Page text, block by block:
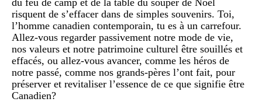
du feu de camp et de la table du souper de Noël
risquent de s’effacer dans de simples souvenirs. Toi,
l’homme canadien contemporain, tu es à un carrefour.
Allez-vous regarder passivement notre mode de vie,
nos valeurs et notre patrimoine culturel être souillés et
effacés, ou allez-vous avancer, comme les héros de
notre passé, comme nos grands-pères l’ont fait, pour
préserver et revitaliser l’essence de ce que signifie être
Canadien?